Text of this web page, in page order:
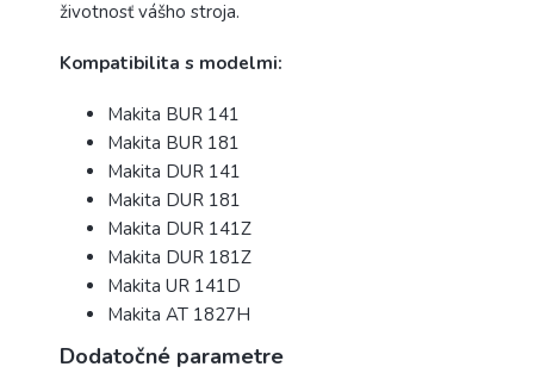
životnosť vášho stroja.
Kompatibilita s modelmi:
Makita BUR 141
Makita BUR 181
Makita DUR 141
Makita DUR 181
Makita DUR 141Z
Makita DUR 181Z
Makita UR 141D
Makita AT 1827H
Dodatočné parametre